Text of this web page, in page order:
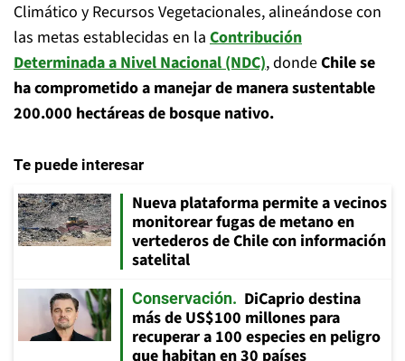
Climático y Recursos Vegetacionales, alineándose con
las metas establecidas en la Contribución
Determinada a Nivel Nacional (NDC), dondeChile se
ha comprometido a manejar de manera sustentable
200.000 hectáreas de bosque nativo.
Te puede interesar
Nueva plataforma permite a vecinos
monitorear fugas de metano en
vertederos de Chile con información
satelital
Conservación
DiCaprio destina
más de US$100 millones para
recuperar a 100 especies en peligro
que habitan en 30 países